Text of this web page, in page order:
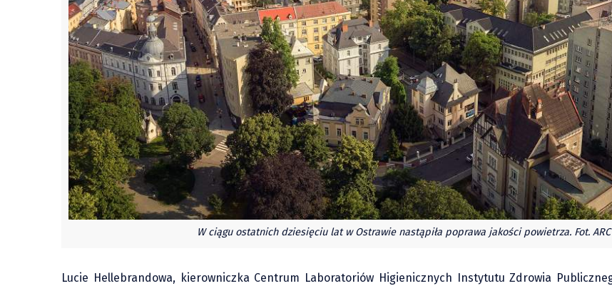
W ciągu ostatnich dziesięciu lat w Ostrawie nastąpiła poprawa jakości powietrza. Fot. ARC
Lucie Hellebrandowa, kierowniczka Centrum Laboratoriów Higienicznych Instytutu Zdrowia